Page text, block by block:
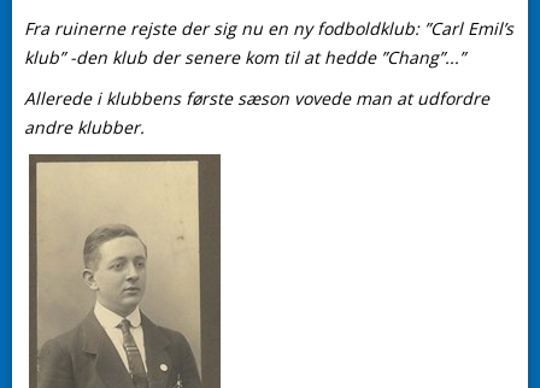
Fra ruinerne rejste der sig nu en ny fodboldklub: ”Carl Emil’s
klub” -den klub der senere kom til at hedde ”Chang”...”
Allerede i klubbens første sæson vovede man at udfordre
andre klubber.